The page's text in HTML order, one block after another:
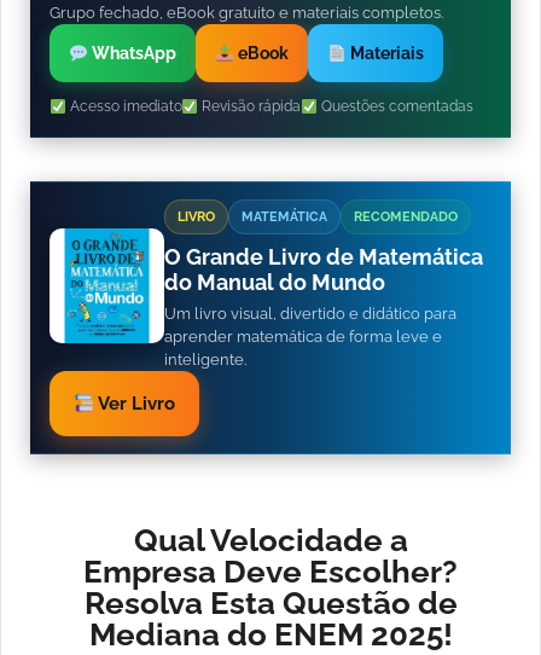
Grupo fechado, eBook gratuito e materiais completos.
WhatsApp eBook Materiais
Acesso imediato Revisão rápida Questões comentadas
LIVRO MATEMÁTICA RECOMENDADO
O Grande Livro de Matemática
do Manual do Mundo
Um livro visual, divertido e didático para
aprender matemática de forma leve e
inteligente.
Ver Livro
Qual Velocidade a
Empresa Deve Escolher?
Resolva Esta Questão de
Mediana do ENEM 2025!